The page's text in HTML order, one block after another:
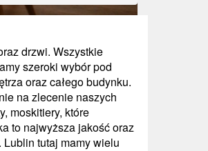
drzwi. Wszystkie
szeroki wybór pod
oraz całego budynku.
na zlecenie naszych
moskitiery, które
to najwyższa jakość oraz
tutaj mamy wielu